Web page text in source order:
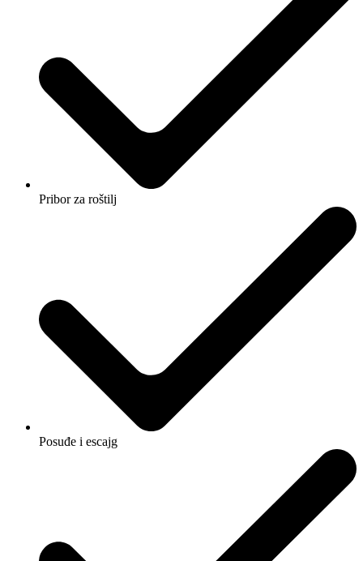
Pribor za roštilj
Posuđe i escajg